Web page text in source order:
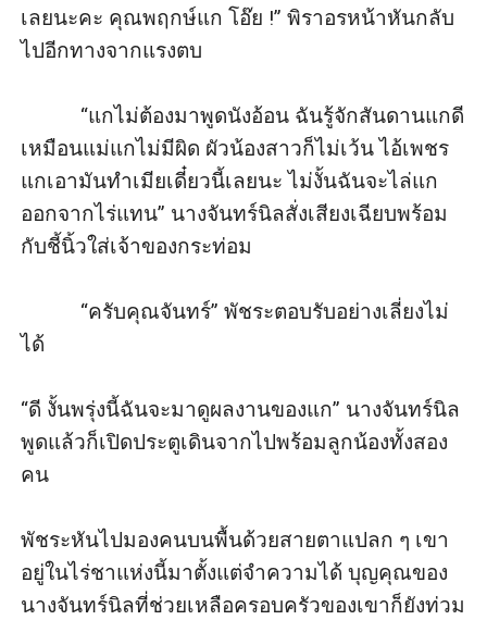
เลยนะคะ คุณพฤกษ์แก โอ๊ย !” พิราอรหน้าหันกลับ
ไปอีกทางจากแรงตบ
“แกไม่ต้องมาพูดนังอ้อน ฉันรู้จักสันดานแกดี
เหมือนแม่แกไม่มีผิด ผัวน้องสาวก็ไม่เว้น ไอ้เพชร
แกเอามันทำเมียเดี๋ยวนี้เลยนะ ไม่งั้นฉันจะไล่แก
ออกจากไร่แทน” นางจันทร์นิลสั่งเสียงเฉียบพร้อม
กับชี้นิ้วใส่เจ้าของกระท่อม
“ครับคุณจันทร์” พัชระตอบรับอย่างเลี่ยงไม่
ได้
“ดี งั้นพรุ่งนี้ฉันจะมาดูผลงานของแก” นางจันทร์นิล
พูดแล้วก็เปิดประตูเดินจากไปพร้อมลูกน้องทั้งสอง
คน
พัชระหันไปมองคนบนพื้นด้วยสายตาแปลก ๆ เขา
อยู่ในไร่ชาแห่งนี้มาตั้งแต่จำความได้ บุญคุณของ
นางจันทร์นิลที่ช่วยเหลือครอบครัวของเขาก็ยังท่วม